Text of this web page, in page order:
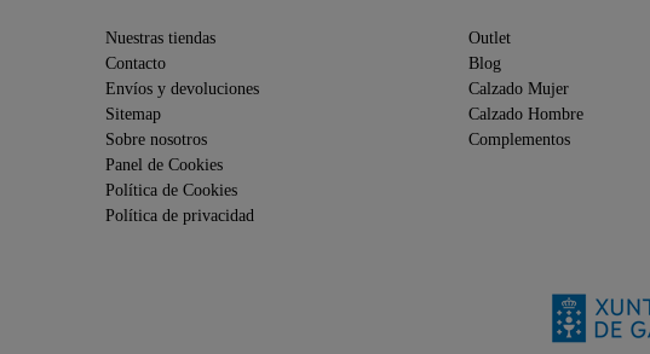
Nuestras tiendas
Contacto
Envíos y devoluciones
Sitemap
Sobre nosotros
Panel de Cookies
Política de Cookies
Política de privacidad
Outlet
Blog
Calzado Mujer
Calzado Hombre
Complementos